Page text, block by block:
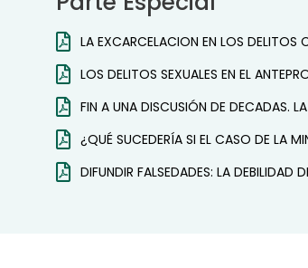
LA EXCARCELACION EN LOS DELITOS
LOS DELITOS SEXUALES EN EL
FIN A UNA DISCUSIÓN DE DECADAS.
¿QUÉ SUCEDERÍA SI EL CASO DE LA
DIFUNDIR FALSEDADES: LA DEBILIDAD